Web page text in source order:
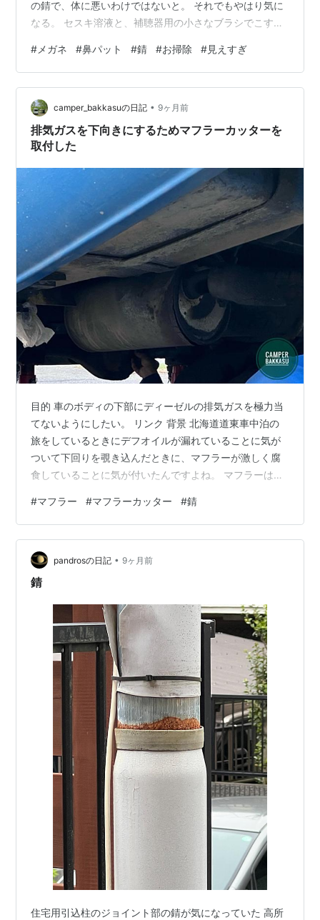
の錆で、体に悪いわけではないと。 それでもやはり気に
なる。 セスキ溶液と、補聴器用の小さなブラシでこすっ
っ。。🍵 母は老眼、だいぶん強かった。 メガネレンズは
分厚い。 かなり大きな字でも、「メガネ、メガネ」と探
して使ってました。 私がお掃除するとき、 メガネをかけ
た方が 汚れがよく見つけられて良い☘️と思って 母にそん
なこと おしゃべりすると（まだ元気な頃です） 「そんな
んー、…
# メガネ #鼻パット #錆 #お掃除 #見えすぎ
camper_bakkasuの日記 • 9ヶ月前
排気ガスを下向きにするためマフラーカッターを
取付した
目的 車のボディの下部にディーゼルの排気ガスを極力当
てないようにしたい。 リンク 背景 北海道道東車中泊の
旅をしているときにデフオイルが漏れていることに気が
ついて下回りを覗き込んだときに、マフラーが激しく腐
食していることに気が付いたんですよね。 マフラーは錆
見えますね。 マフラーカッターが必要な理由 今はどうな
のかわかりませんが、私が車を持ち始めた40年前はマフ
ラーカッターはマフラーの排気パイプの部分を太くオシ
ャレに使うものだと思っていました。今回の使用はディ
ーゼル車の排気ガスを少しでも下方に向けてボディかか
#マフラー #マフラーカッター #錆
pandrosの日記 • 9ヶ月前
錆
住宅用引込柱のジョイント部の錆が気になっていた 高所